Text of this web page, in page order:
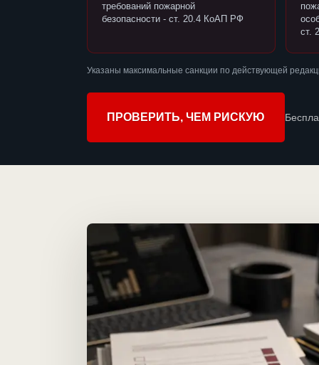
требований пожарной
безопасности - ст. 20.4 КоАП РФ
ст.
Указаны максимальные санкции по действующей
ПРОВЕРИТЬ, ЧЕМ РИСКУЮ